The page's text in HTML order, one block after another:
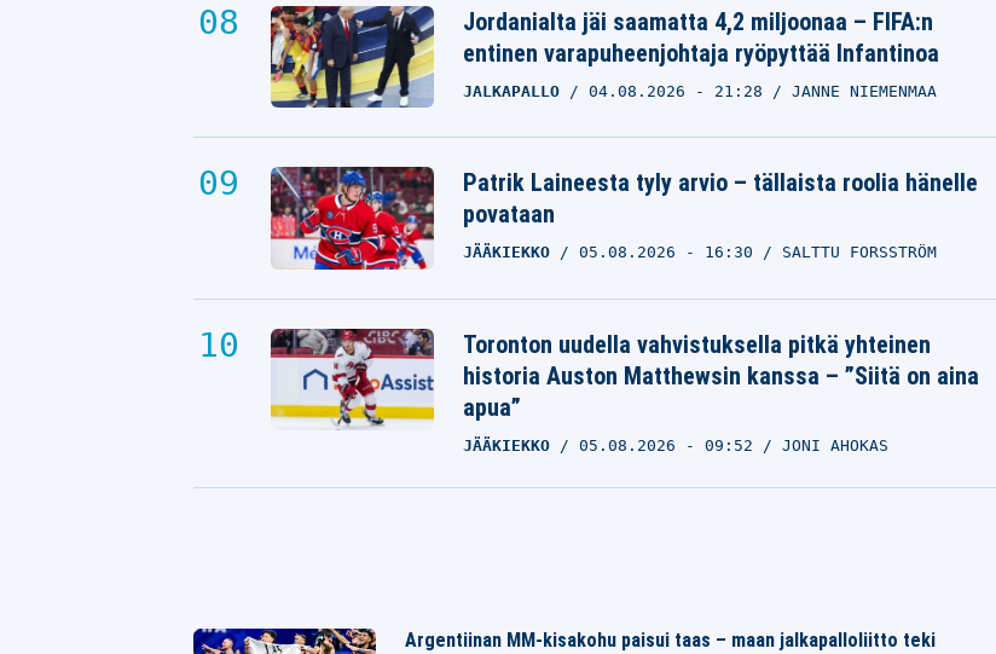
Jordanialta jäi saamatta 4,2 miljoonaa – FIFA:n
entinen varapuheenjohtaja ryöpyttää Infantinoa
JALKAPALLO 04.08.2026 - 21:28 JANNE NIEMENMAA
Patrik Laineesta tyly arvio – tällaista roolia hänelle
povataan
JÄÄKIEKKO 05.08.2026 - 16:30 SALTTU FORSSTRÖM
Toronton uudella vahvistuksella pitkä yhteinen
historia Auston Matthewsin kanssa – ”Siitä on aina
apua”
JÄÄKIEKKO 05.08.2026 - 09:52 JONI AHOKAS
Argentiinan MM-kisakohu paisui taas – maan jalkapalloliitto teki